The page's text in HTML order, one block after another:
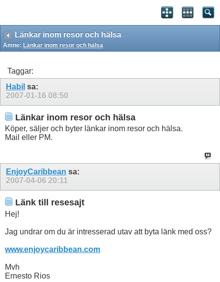
Länkar inom resor och hälsa
Ämne: Länkar inom resor och hälsa
Taggar:
Habil sa:
2007-01-16 08:50
Länkar inom resor och hälsa
Köper, säljer och byter länkar inom resor och hälsa.
Mail eller PM.
EnjoyCaribbean sa:
2007-04-06 20:11
Länk till resesajt
Hej!
Jag undrar om du är intresserad utav att byta länk med oss?
www.enjoycaribbean.com
Mvh
Ernesto Rios